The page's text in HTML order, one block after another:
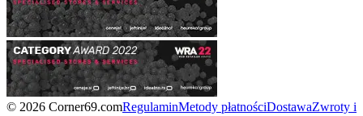
© 2026 Corner69.comRegulaminMetody płatnościDostawaZwroty i